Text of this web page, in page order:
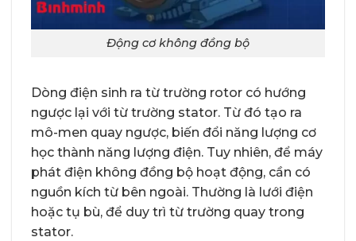
Động cơ không đồng bộ
Dòng điện sinh ra từ trường rotor có hướng
ngược lại với từ trường stator. Từ đó tạo ra
mô-men quay ngược, biến đổi năng lượng cơ
học thành năng lượng điện. Tuy nhiên, để máy
phát điện không đồng bộ hoạt động, cần có
nguồn kích từ bên ngoài. Thường là lưới điện
hoặc tụ bù, để duy trì từ trường quay trong
stator.